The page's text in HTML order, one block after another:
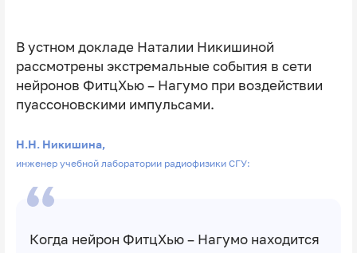
В устном докладе Наталии Никишиной
рассмотрены экстремальные события в сети
нейронов ФитцХью – Нагумо при воздействии
пуассоновскими импульсами.
Н.Н. Никишина,
инженер учебной лаборатории радиофизики СГУ:
Когда нейрон ФитцХью – Нагумо находится